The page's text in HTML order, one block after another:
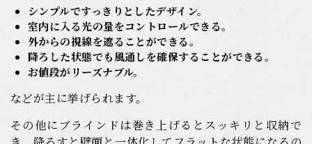
シンプルですっきりとしたデザイン。
室内に入る光の量をコントロールできる。
外からの視線を遮ることができる。
降ろした状態でも風通しを確保することができる。
お値段がリーズナブル。
などが主に挙げられます。
その他にブラインドは巻き上げるとスッキリと収納で